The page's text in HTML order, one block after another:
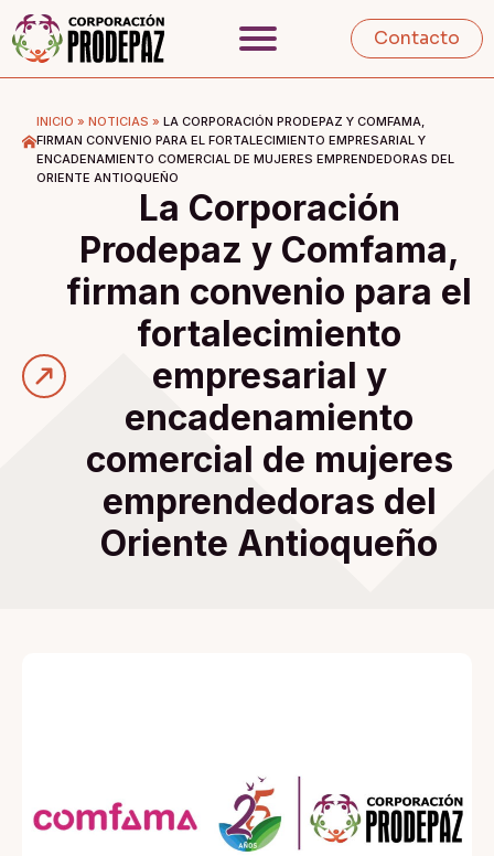
Contacto
INICIO » NOTICIAS » LA CORPORACIÓN PRODEPAZ Y COMFAMA,
FIRMAN CONVENIO PARA EL FORTALECIMIENTO EMPRESARIAL Y
ENCADENAMIENTO COMERCIAL DE MUJERES EMPRENDEDORAS DEL
ORIENTE ANTIOQUEÑO
La Corporación
Prodepaz y Comfama,
firman convenio para el
fortalecimiento
empresarial y
encadenamiento
comercial de mujeres
emprendedoras del
Oriente Antioqueño